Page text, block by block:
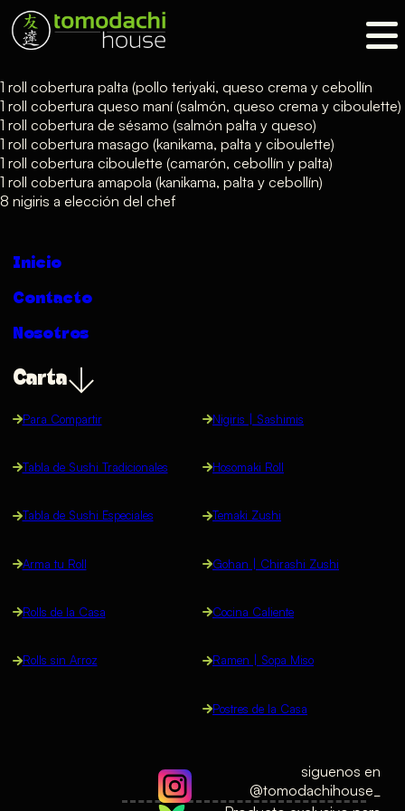
1 roll cobertura palta (pollo teriyaki, queso crema y cebollín
1 roll cobertura queso maní (salmón, queso crema y ciboulette)
1 roll cobertura de sésamo (salmón palta y queso)
1 roll cobertura masago (kanikama, palta y ciboulette)
1 roll cobertura ciboulette (camarón, cebollín y palta)
1 roll cobertura amapola (kanikama, palta y cebollín)
8 nigiris a elección del chef
Inicio
Contacto
Nosotros
Carta
Para Compartir
Tabla de Sushi Tradicionales
Tabla de Sushi Especiales
Arma tu Roll
Rolls de la Casa
Rolls sin Arroz
Nigiris | Sashimis
Hosomaki Roll
Temaki Zushi
Gohan | Chirashi Zushi
Cocina Caliente
Ramen | Sopa Miso
Postres de la Casa
siguenos en
@tomodachihouse_